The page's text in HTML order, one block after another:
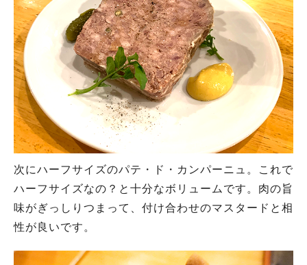
次にハーフサイズのパテ・ド・カンパーニュ。これで
ハーフサイズなの？と十分なボリュームです。肉の旨
味がぎっしりつまって、付け合わせのマスタードと相
性が良いです。